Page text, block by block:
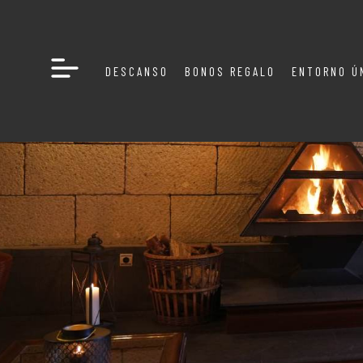
DESCANSO BONOS REGALO ENTORNO